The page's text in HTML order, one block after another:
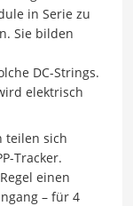
in Serie zu
Sie bilden
DC-Strings.
elektrisch
teilen sich
Tracker.
einen
– für 4